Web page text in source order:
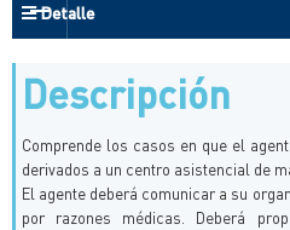
Detalle
Descripción
Comprende los casos en que el
derivados a un centro asistencial de
El agente deberá comunicar a su
por razones médicas. Deberá